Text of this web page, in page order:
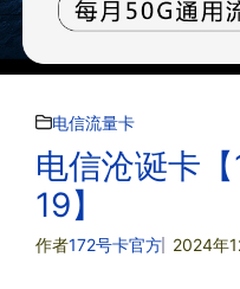
电信流量卡
电信沧诞卡
19】
作者172号卡官方 2024年